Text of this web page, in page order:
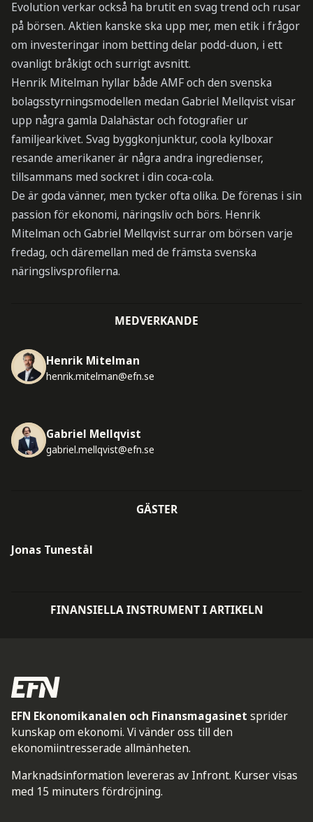
Evolution verkar också ha brutit en svag trend och rusar
på börsen. Aktien kanske ska upp mer, men etik i frågor
om investeringar inom betting delar podd-duon, i ett
ovanligt bråkigt och surrigt avsnitt.
Henrik Mitelman hyllar både AMF och den svenska
bolagsstyrningsmodellen medan Gabriel Mellqvist visar
upp några gamla Dalahästar och fotografier ur
familjearkivet. Svag byggkonjunktur, coola kylboxar
resande amerikaner är några andra ingredienser,
tillsammans med sockret i din coca-cola.
De är goda vänner, men tycker ofta olika. De förenas i sin
passion för ekonomi, näringsliv och börs. Henrik
Mitelman och Gabriel Mellqvist surrar om börsen varje
fredag, och däremellan med de främsta svenska
näringslivsprofilerna.
MEDVERKANDE
Henrik Mitelman
henrik.mitelman@efn.se
Gabriel Mellqvist
gabriel.mellqvist@efn.se
GÄSTER
Jonas Tunestål
FINANSIELLA INSTRUMENT I ARTIKELN
EFN Ekonomikanalen och Finansmagasinet sprider
kunskap om ekonomi. Vi vänder oss till den
ekonomiintresserade allmänheten.
Marknadsinformation levereras av Infront. Kurser visas
med 15 minuters fördröjning.